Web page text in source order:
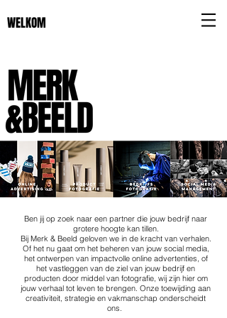
WELKOM
Ben jij op zoek naar een partner die jouw bedrijf naar
grotere hoogte kan tillen.
Bij Merk & Beeld geloven we in de kracht van verhalen.
Of het nu gaat om het beheren van jouw social media,
het ontwerpen van impactvolle online advertenties, of
het vastleggen van de ziel van jouw bedrijf en
producten door middel van fotografie, wij zijn hier om
jouw verhaal tot leven te brengen. Onze toewijding aan
creativiteit, strategie en vakmanschap onderscheidt
ons.